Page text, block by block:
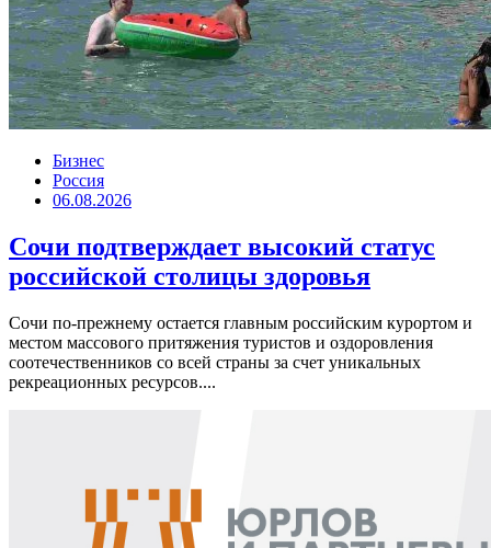
Бизнес
Россия
06.08.2026
Сочи подтверждает высокий статус
российской столицы здоровья
Сочи по-прежнему остается главным российским курортом и
местом массового притяжения туристов и оздоровления
соотечественников со всей страны за счет уникальных
рекреационных ресурсов....